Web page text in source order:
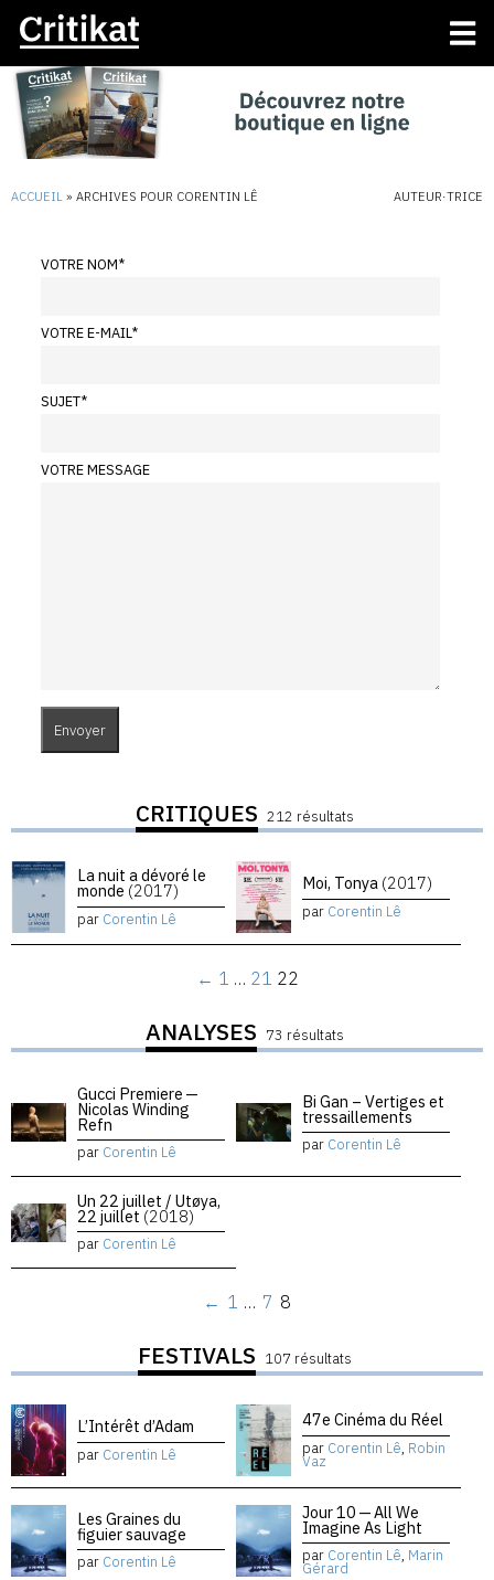
ACCUEIL » ARCHIVES POUR CORENTIN LÊ AUTEUR·TRICE
VOTRE NOM*
VOTRE E-MAIL*
SUJET*
VOTRE MESSAGE
CRITIQUES 212 résultats
La nuit a dévoré le
monde (2017)
par Corentin Lê
Moi, Tonya (2017)
par Corentin Lê
← 1 … 21 22
ANALYSES 73 résultats
Gucci Premiere —
Nicolas Winding
Refn
par Corentin Lê
Bi Gan – Vertiges et
tressaillements
par Corentin Lê
Un 22 juillet / Utøya,
22 juillet (2018)
par Corentin Lê
← 1 … 7 8
FESTIVALS 107 résultats
L’Intérêt d’Adam
par Corentin Lê
47e Cinéma du Réel
par Corentin Lê, Robin
Vaz
Les Graines du
figuier sauvage
par Corentin Lê
Jour 10 — All We
Imagine As Light
par Corentin Lê, Marin
Gérard